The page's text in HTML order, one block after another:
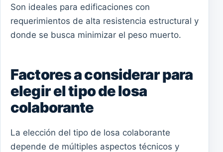
Son ideales para edificaciones con
requerimientos de alta resistencia estructural y
donde se busca minimizar el peso muerto.
Factores a considerar para
elegir el tipo de losa
colaborante
La elección del tipo de losa colaborante
depende de múltiples aspectos técnicos y